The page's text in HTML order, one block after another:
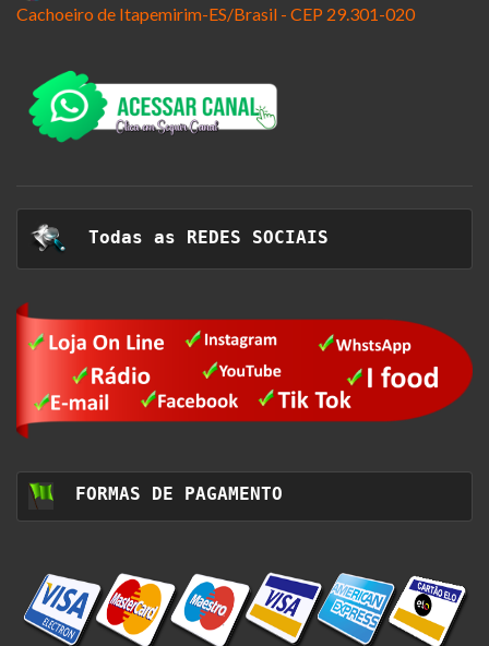
Cachoeiro de Itapemirim-ES/Brasil - CEP 29.301-020
Todas as REDES SOCIAIS
FORMAS DE PAGAMENTO